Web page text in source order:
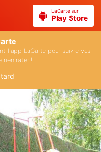
LaCarte sur
Play Store
l'app LaCarte pour suivre vos
rien rater !
tard